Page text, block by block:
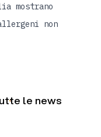
mostrano
non
le news